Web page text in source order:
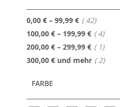
0,00 € – 99,99 € 42Artikel
100,00 € – 199,99 € 4Artikel
200,00 € – 299,99 € 1Artikel
300,00 € und mehr 2Artikel
FARBE